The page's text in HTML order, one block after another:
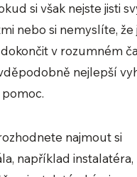
si však nejste jisti
nebo si nemyslíte, že
v rozumném
nejlepší
najmout si
například